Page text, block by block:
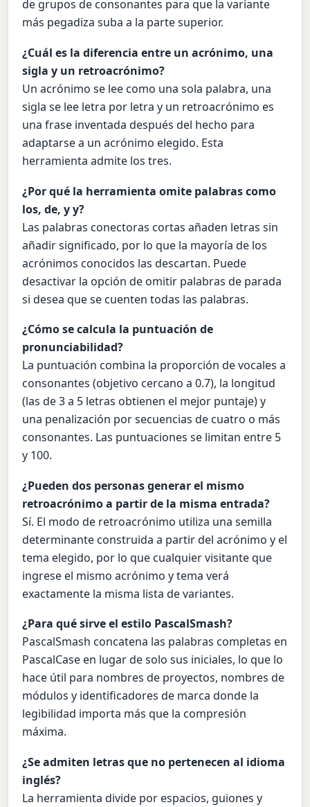
de grupos de consonantes para que la variante
más pegadiza suba a la parte superior.
¿Cuál es la diferencia entre un acrónimo, una
sigla y un retroacrónimo?
Un acrónimo se lee como una sola palabra, una
sigla se lee letra por letra y un retroacrónimo es
una frase inventada después del hecho para
adaptarse a un acrónimo elegido. Esta
herramienta admite los tres.
¿Por qué la herramienta omite palabras como
los, de, y y?
Las palabras conectoras cortas añaden letras sin
añadir significado, por lo que la mayoría de los
acrónimos conocidos las descartan. Puede
desactivar la opción de omitir palabras de parada
si desea que se cuenten todas las palabras.
¿Cómo se calcula la puntuación de
pronunciabilidad?
La puntuación combina la proporción de vocales a
consonantes (objetivo cercano a 0.7), la longitud
(las de 3 a 5 letras obtienen el mejor puntaje) y
una penalización por secuencias de cuatro o más
consonantes. Las puntuaciones se limitan entre 5
y 100.
¿Pueden dos personas generar el mismo
retroacrónimo a partir de la misma entrada?
Sí. El modo de retroacrónimo utiliza una semilla
determinante construida a partir del acrónimo y el
tema elegido, por lo que cualquier visitante que
ingrese el mismo acrónimo y tema verá
exactamente la misma lista de variantes.
¿Para qué sirve el estilo PascalSmash?
PascalSmash concatena las palabras completas en
PascalCase en lugar de solo sus iniciales, lo que lo
hace útil para nombres de proyectos, nombres de
módulos y identificadores de marca donde la
legibilidad importa más que la compresión
máxima.
¿Se admiten letras que no pertenecen al idioma
inglés?
La herramienta divide por espacios, guiones y